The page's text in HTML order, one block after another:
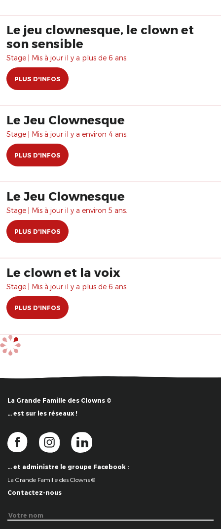
Le jeu clownesque, le clown et
son sensible
Stage | Mis à jour il y a plus de 6 ans.
PLUS D'INFOS
Le Jeu Clownesque
Stage | Mis à jour il y a environ 4 ans.
PLUS D'INFOS
Le Jeu Clownesque
Stage | Mis à jour il y a environ 5 ans.
PLUS D'INFOS
Le clown et la voix
Stage | Mis à jour il y a plus de 6 ans.
PLUS D'INFOS
La Grande Famille des Clowns ©
… est sur les réseaux !
… et administre le groupe Facebook :
La Grande Famille des Clowns ©
Contactez-nous